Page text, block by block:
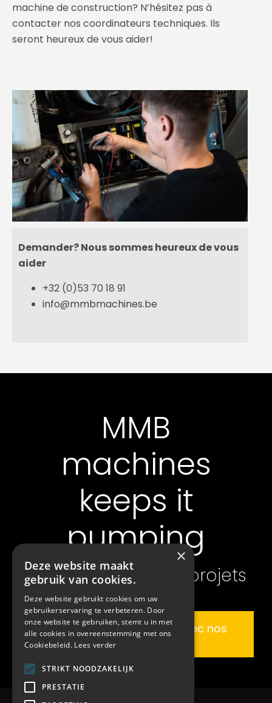
machine de construction? N’hésitez pas à
contacter nos coordinateurs techniques. Ils
seront heureux de vous aider!
Demander? Nous sommes heureux de vous
aider
+32 (0)53 70 18 91
info@mmbmachines.be
MMB
machines
keeps it
pumping
également sur vos projets
Discutez de votre projet avec nos
experts
×
Deze website maakt
gebruik van cookies.
Deze website gebruikt cookies om uw
gebruikerservaring te verbeteren. Door
onze website te gebruiken, stemt u in met
alle cookies in overeenstemming met ons
Cookiebeleid. Lees verder
STRIKT NOODZAKELIJK
PRESTATIE